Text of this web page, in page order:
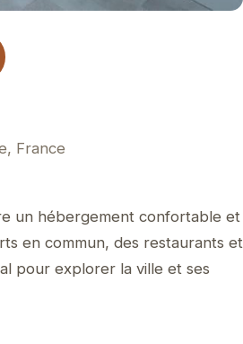
France
un hébergement confortable et
en commun, des restaurants et
pour explorer la ville et ses